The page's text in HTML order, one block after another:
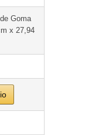
Goma
x 27,94